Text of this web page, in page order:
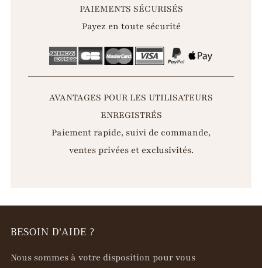
PAIEMENTS SÉCURISÉS
Payez en toute sécurité
AVANTAGES POUR LES UTILISATEURS
ENREGISTRÉS
Paiement rapide, suivi de commande,
ventes privées et exclusivités.
BESOIN D'AIDE ?
Nous sommes à votre disposition pour vous